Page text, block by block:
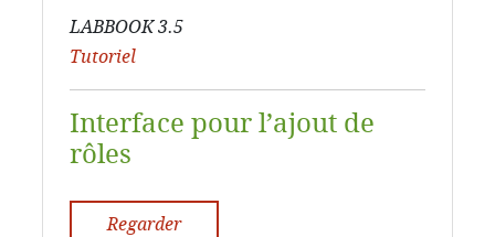
LABBOOK 3.5
Tutoriel
Interface pour l’ajout de
rôles
Regarder